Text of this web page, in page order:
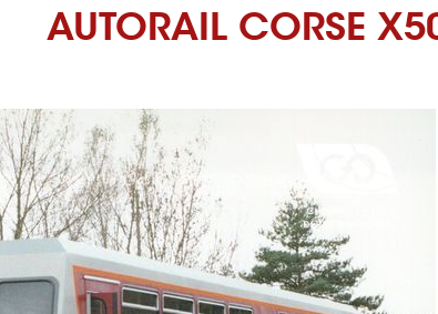
AUTORAIL CORSE